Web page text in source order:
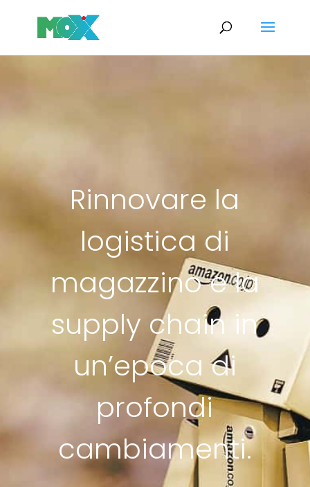
Rinnovare la
logistica di
magazzino e la
supply chain in
un’epoca di
profondi
cambiamenti.